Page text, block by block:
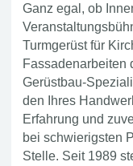
Ganz egal, ob
Turmgerüst für
Fassadenarbeiten
Gerüstbau-
den Ihres
Erfahrung und
bei schwierigsten
Stelle. Seit 1989